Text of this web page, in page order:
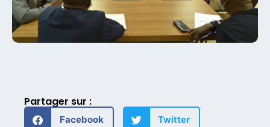
Partager sur :
Facebook Twitter